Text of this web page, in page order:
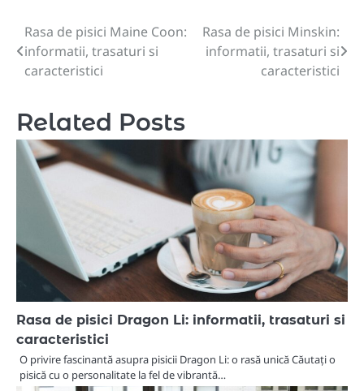
Navigare
în
Rasa de pisici Maine Coon:
informatii, trasaturi si
caracteristici
Rasa de pisici Minskin:
informatii, trasaturi si
caracteristici
Related Posts
Rasa de pisici Dragon Li: informatii, trasaturi si
caracteristici
O privire fascinantă asupra pisicii Dragon Li: o rasă unică Căutați o
pisică cu o personalitate la fel de vibrantă…